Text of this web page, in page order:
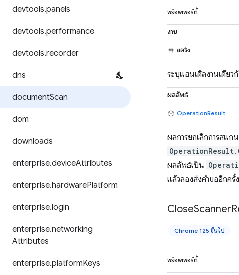
devtools.panels
devtools.performance
devtools.recorder
dns
documentScan
dom
downloads
enterprise.deviceAttributes
enterprise.hardwarePlatform
enterprise.login
enterprise.networking
Attributes
enterprise.platformKeys
พร็อพเพอร์ตี้
งาน
สตริง
ระบุแฮนเดิลงานเดีย
ผลลัพธ์
OperationResult
ผลการยกเลิกการสแ
ผลลัพธ์เป็น
แล้วลองส่งคำขออีกค
CloseScanner
Chrome 125 ขึ้นไป
พร็อพเพอร์ตี้